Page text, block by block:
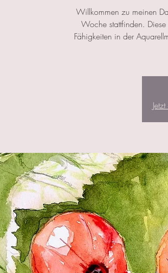
Willkommen zu meinen
Woche stattfinden.
Fähigkeiten in der